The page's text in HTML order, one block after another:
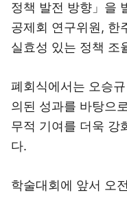
정책 발전 방향」을
공제회 연구위원, 한
실효성 있는 정책 조
폐회식에서는 오승
의된 성과를 바탕으
무적 기여를 더욱 강
다.
학술대회에 앞서 오